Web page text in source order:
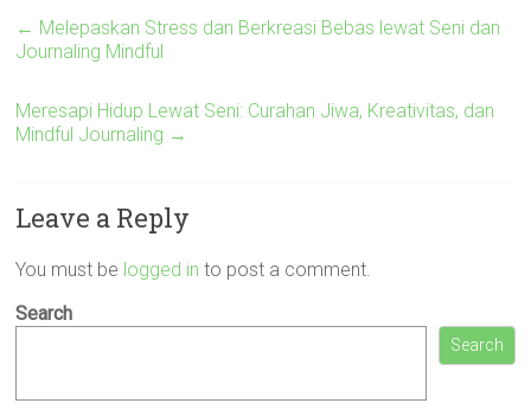
← Melepaskan Stress dan Berkreasi Bebas lewat Seni dan
Journaling Mindful
Meresapi Hidup Lewat Seni: Curahan Jiwa, Kreativitas, dan
Mindful Journaling →
Leave a Reply
You must be logged in to post a comment.
Search
Search